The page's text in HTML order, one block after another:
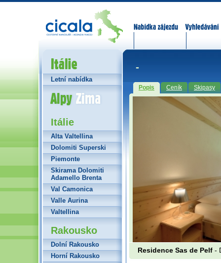
-
Popis Ceník Skipasy
Residence Sas de Pelf -
Itálie
Letní nabídka
Alpy Zima
Itálie
Alta Valtellina
Dolomiti Superski
Piemonte
Skirama Dolomiti
Adamello Brenta
Val Camonica
Valle Aurina
Valtellina
Rakousko
Dolní Rakousko
Horní Rakousko